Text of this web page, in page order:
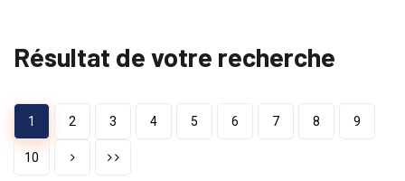
Résultat de votre recherche
1 2 3 4 5 6 7 8 9
10